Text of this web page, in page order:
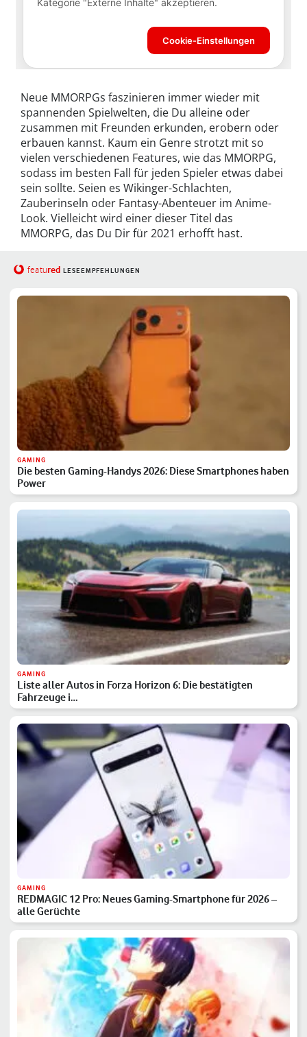
Neue MMORPGs faszinieren immer wieder mit
spannenden Spielwelten, die Du alleine oder
zusammen mit Freunden erkunden, erobern oder
erbauen kannst. Kaum ein Genre strotzt mit so
vielen verschiedenen Features, wie das MMORPG,
sodass im besten Fall für jeden Spieler etwas dabei
sein sollte. Seien es Wikinger-Schlachten,
Zauberinseln oder Fantasy-Abenteuer im Anime-
Look. Vielleicht wird einer dieser Titel das
MMORPG, das Du Dir für 2021 erhofft hast.
featured LESEEMPFEHLUNGEN
GAMING
Die besten Gaming-Handys 2026: Diese Smartphones haben
Power
GAMING
Liste aller Autos in Forza Horizon 6: Die bestätigten
Fahrzeuge i…
GAMING
REDMAGIC 12 Pro: Neues Gaming-Smartphone für 2026 –
alle Gerüchte